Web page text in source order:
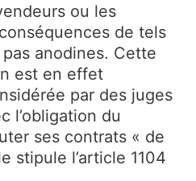
ou les
de tels
anodines. Cette
est en effet
par des juges
l’obligation du
ses contrats « de
stipule l’article 1104